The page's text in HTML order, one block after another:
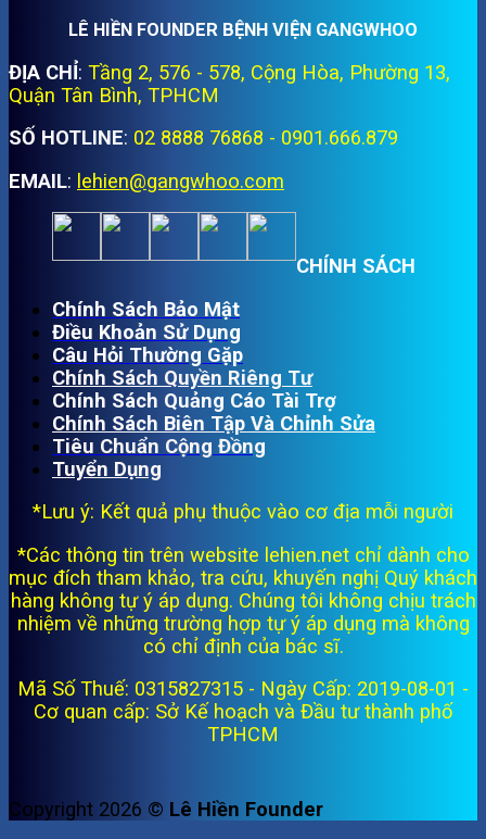
LÊ HIỀN FOUNDER BỆNH VIỆN GANGWHOO
ĐỊA CHỈ: Tầng 2, 576 - 578, Cộng Hòa, Phường 13,
Quận Tân Bình, TPHCM
SỐ HOTLINE: 02 8888 76868 - 0901.666.879
EMAIL: lehien@gangwhoo.com
CHÍNH SÁCH
Chính Sách Bảo Mật
Điều Khoản Sử Dụng
Câu Hỏi Thường Gặp
Chính Sách Quyền Riêng Tư
Chính Sách Quảng Cáo Tài Trợ
Chính Sách Biên Tập Và Chỉnh Sửa
Tiêu Chuẩn Cộng Đồng
Tuyển Dụng
*Lưu ý: Kết quả phụ thuộc vào cơ địa mỗi người
*Các thông tin trên website lehien.net chỉ dành cho
mục đích tham khảo, tra cứu, khuyến nghị Quý khách
hàng không tự ý áp dụng. Chúng tôi không chịu trách
nhiệm về những trường hợp tự ý áp dụng mà không
có chỉ định của bác sĩ.
Mã Số Thuế: 0315827315 - Ngày Cấp: 2019-08-01 -
Cơ quan cấp: Sở Kế hoạch và Đầu tư thành phố
TPHCM
Copyright 2026 © Lê Hiền Founder